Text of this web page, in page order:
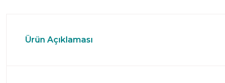
Ürün Açıklaması